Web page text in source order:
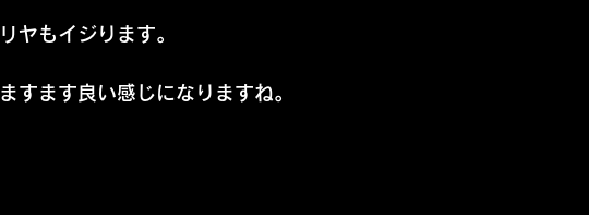
リヤもイジります。
ますます良い感じになりますね。